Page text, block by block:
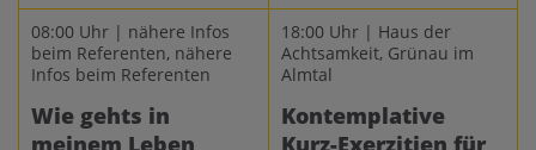
08:00 Uhr | nähere Infos
beim Referenten, nähere
Infos beim Referenten
Wie gehts in
meinem Leben
18:00 Uhr | Haus der
Achtsamkeit, Grünau im
Almtal
Kontemplative
Kurz-Exerzitien für